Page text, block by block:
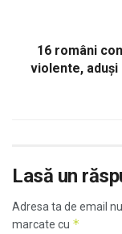
16 români
violente, aduşi
Lasă un
Adresa ta de email
marcate cu *